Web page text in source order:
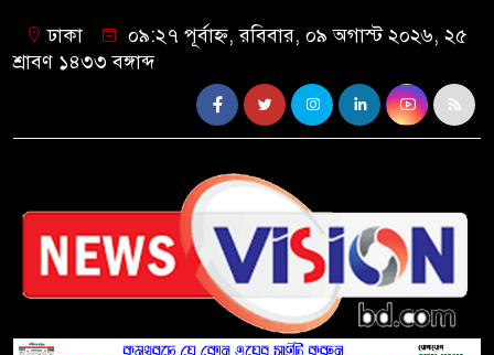
ঢাকা
০৯:২৭ পূর্বাহ্ন, রবিবার, ০৯ অগাস্ট ২০২৬, ২৫
শ্রাবণ ১৪৩৩ বঙ্গাব্দ